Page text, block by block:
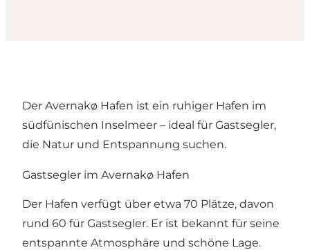
Der Avernakø Hafen ist ein ruhiger Hafen im
südfünischen Inselmeer – ideal für Gastsegler,
die Natur und Entspannung suchen.
Gastsegler im Avernakø Hafen
Der Hafen verfügt über etwa 70 Plätze, davon
rund 60 für Gastsegler. Er ist bekannt für seine
entspannte Atmosphäre und schöne Lage.